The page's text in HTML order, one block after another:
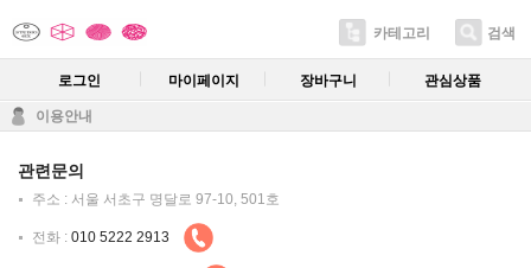
카테고리 검색
로그인 마이페이지 장바구니 관심상품
이용안내
관련문의
주소 : 서울 서초구 명달로 97-10, 501호
전화 : 010 5222 2913